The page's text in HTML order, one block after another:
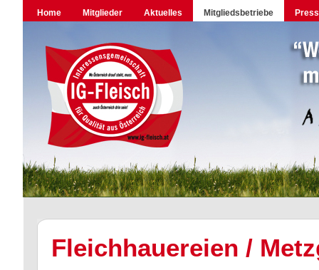
Home Mitglieder Aktuelles Mitgliedsbetriebe
Fleichhauereien /